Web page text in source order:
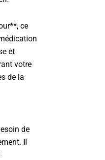
ce
et
votre
de la
de
Il